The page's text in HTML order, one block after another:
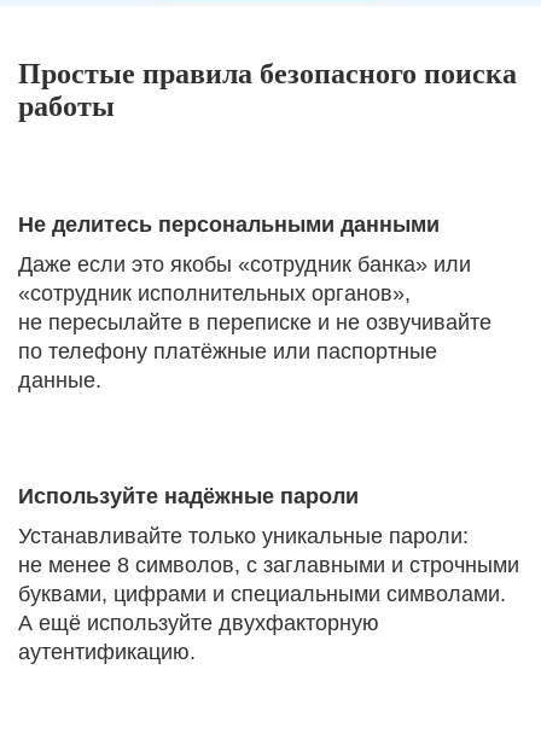
Простые правила безопасного поиска
работы
Не делитесь персональными данными
Даже если это якобы «сотрудник банка» или
«сотрудник исполнительных органов»,
не пересылайте в переписке и не озвучивайте
по телефону платёжные или паспортные
данные.
Используйте надёжные пароли
Устанавливайте только уникальные пароли:
не менее 8 символов, с заглавными и строчными
буквами, цифрами и специальными символами.
А ещё используйте двухфакторную
аутентификацию.